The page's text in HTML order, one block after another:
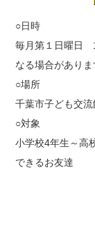
○日時
毎月第１日曜日
なる場合がありま
○場所
千葉市子ども
○対象
小学校4年生～高
できるお友達